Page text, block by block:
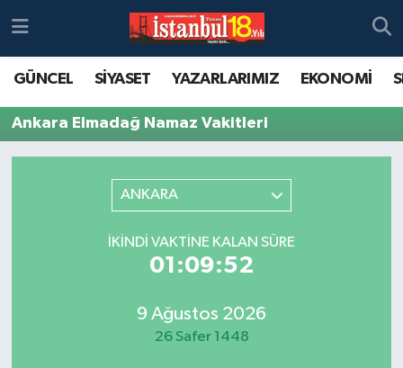
GÜNCEL SİYASET YAZARLARIMIZ EKONOMİ
Ankara Elmadağ Namaz Vakitleri
ANKARA
İKINDI VAKTINE KALAN SÜRE
01:09:52
9 Ağustos 2026
26 Safer 1448